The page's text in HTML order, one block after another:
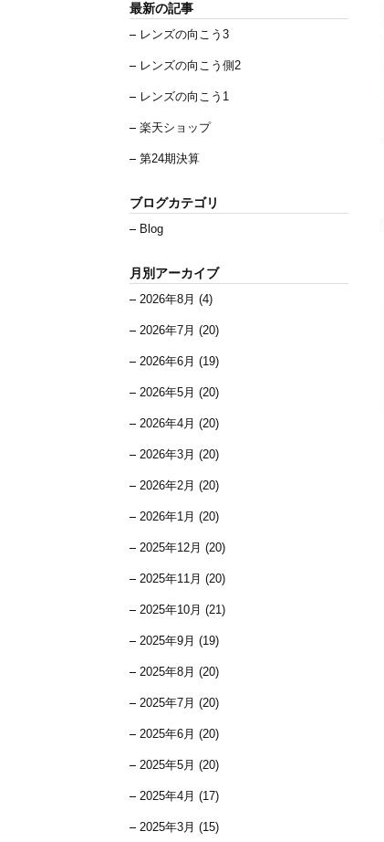
最新の記事
レンズの向こう3
レンズの向こう側2
レンズの向こう1
楽天ショップ
第24期決算
ブログカテゴリ
Blog
月別アーカイブ
2026年8月 (4)
2026年7月 (20)
2026年6月 (19)
2026年5月 (20)
2026年4月 (20)
2026年3月 (20)
2026年2月 (20)
2026年1月 (20)
2025年12月 (20)
2025年11月 (20)
2025年10月 (21)
2025年9月 (19)
2025年8月 (20)
2025年7月 (20)
2025年6月 (20)
2025年5月 (20)
2025年4月 (17)
2025年3月 (15)